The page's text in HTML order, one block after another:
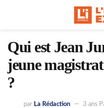
Qui est Jean
jeune
?
par La Rédaction 3 ans